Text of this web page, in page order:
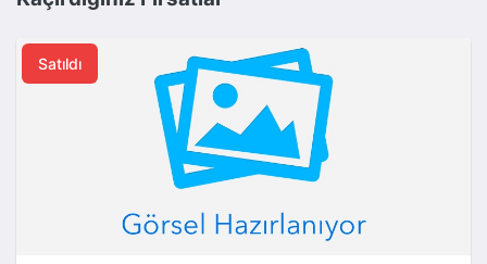
Satıldı